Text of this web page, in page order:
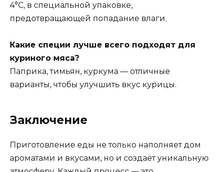
4°C, в специальной упаковке,
предотвращающей попадание влаги.
Какие специи лучше всего подходят для
куриного мяса?
Паприка, тимьян, куркума — отличные
варианты, чтобы улучшить вкус курицы.
Заключение
Приготовление еды не только наполняет дом
ароматами и вкусами, но и создаёт уникальную